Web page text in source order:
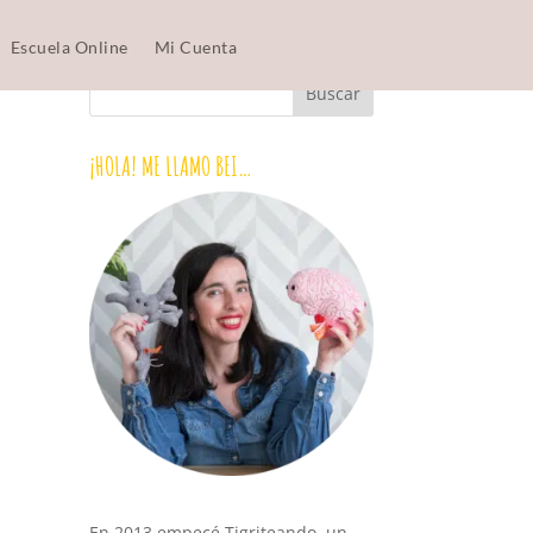
Escuela Online Mi Cuenta
¡HOLA! ME LLAMO BEI…